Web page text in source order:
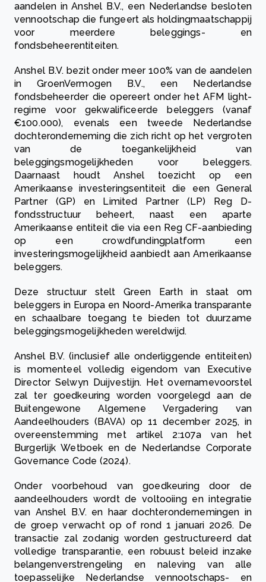
aandelen in Anshel B.V., een Nederlandse besloten
vennootschap die fungeert als holdingmaatschappij
voor meerdere beleggings- en
fondsbeheerentiteiten.
Anshel B.V. bezit onder meer 100% van de aandelen
in GroenVermogen B.V., een Nederlandse
fondsbeheerder die opereert onder het AFM light-
regime voor gekwalificeerde beleggers (vanaf
€100.000), evenals een tweede Nederlandse
dochteronderneming die zich richt op het vergroten
van de toegankelijkheid van
beleggingsmogelijkheden voor beleggers.
Daarnaast houdt Anshel toezicht op een
Amerikaanse investeringsentiteit die een General
Partner (GP) en Limited Partner (LP) Reg D-
fondsstructuur beheert, naast een aparte
Amerikaanse entiteit die via een Reg CF-aanbieding
op een crowdfundingplatform een
investeringsmogelijkheid aanbiedt aan Amerikaanse
beleggers.
Deze structuur stelt Green Earth in staat om
beleggers in Europa en Noord-Amerika transparante
en schaalbare toegang te bieden tot duurzame
beleggingsmogelijkheden wereldwijd.
Anshel B.V. (inclusief alle onderliggende entiteiten)
is momenteel volledig eigendom van Executive
Director Selwyn Duijvestijn. Het overnamevoorstel
zal ter goedkeuring worden voorgelegd aan de
Buitengewone Algemene Vergadering van
Aandeelhouders (BAVA) op 11 december 2025, in
overeenstemming met artikel 2:107a van het
Burgerlijk Wetboek en de Nederlandse Corporate
Governance Code (2024).
Onder voorbehoud van goedkeuring door de
aandeelhouders wordt de voltooiing en integratie
van Anshel B.V. en haar dochterondernemingen in
de groep verwacht op of rond 1 januari 2026. De
transactie zal zodanig worden gestructureerd dat
volledige transparantie, een robuust beleid inzake
belangenverstrengeling en naleving van alle
toepasselijke Nederlandse vennootschaps- en